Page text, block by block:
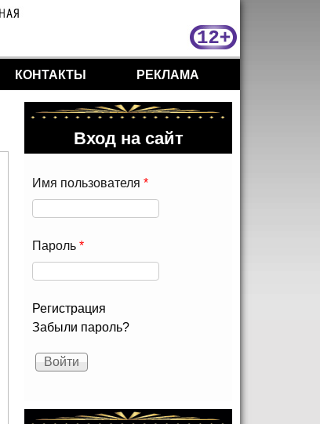
КОНТАКТЫ РЕКЛАМА
о Игоря Шувалова избрали председателем
Вход на сайт
Имя пользователя *
Пароль *
Регистрация
Забыли пароль?